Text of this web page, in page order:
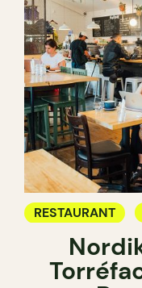
RESTAURANT